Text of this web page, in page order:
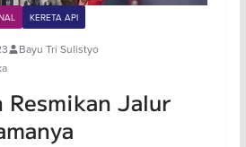
KERETA API
Bayu Tri Sulistyo
Resmikan Jalur